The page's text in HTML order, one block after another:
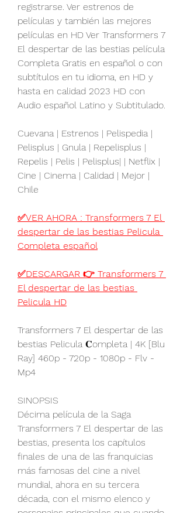
registrarse. Ver estrenos de
películas y también las mejores
películas en HD Ver Transformers 7
El despertar de las bestias película
Completa Gratis en español o con
subtítulos en tu idioma, en HD y
hasta en calidad 2023 HD con
Audio español Latino y Subtitulado.
Cuevana | Estrenos | Pelispedia |
Pelisplus | Gnula | Repelisplus |
Repelis | Pelis | Pelisplus| | Netflix |
Cine | Cinema | Calidad | Mejor |
Chile
✅VER AHORA : Transformers 7 El
despertar de las bestias Pelicula
Completa español
✅DESCARGAR 👉 Transformers 7
El despertar de las bestias
Pelicula HD
Transformers 7 El despertar de las
bestias Pelicula 𝐂ompleta | 4K [Blu
Ray] 460p - 720p - 1080p - Flv -
Mp4
SINOPSIS
Décima película de la Saga
Transformers 7 El despertar de las
bestias, presenta los capítulos
finales de una de las franquicias
más famosas del cine a nivel
mundial, ahora en su tercera
década, con el mismo elenco y